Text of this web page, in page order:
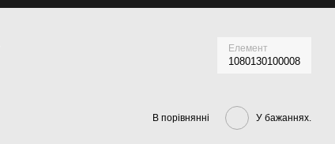
Елемент
1080130100008
В порівнянні У бажаннях.